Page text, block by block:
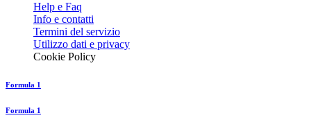
Help e Faq
Info e contatti
Termini del servizio
Utilizzo dati e privacy
Cookie Policy
Formula 1
Formula 1